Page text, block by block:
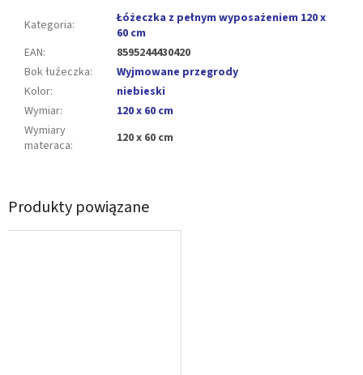
Produkty powiązane
Kategoria:
Łóżeczka z pełnym wyposażeniem 120 x
60 cm
EAN:
8595244430420
Bok łuźeczka:
Wyjmowane przegrody
Kolor:
niebieski
Wymiar:
120 x 60 cm
Wymiary
materaca: 120 x 60 cm